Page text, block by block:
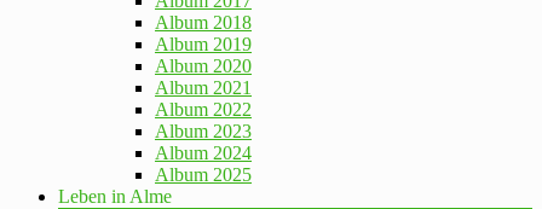
Album 2018
Album 2019
Album 2020
Album 2021
Album 2022
Album 2023
Album 2024
Album 2025
Leben in Alme